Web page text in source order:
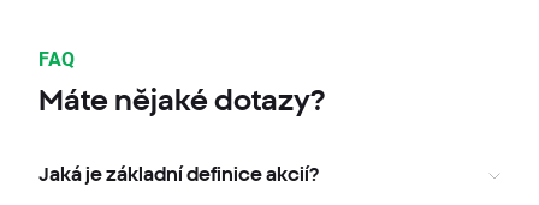
FAQ
Máte nějaké dotazy?
Jaká je základní definice akcií?